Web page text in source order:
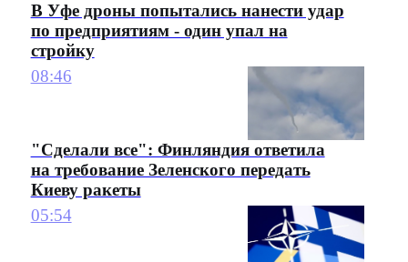
В Уфе дроны попытались нанести удар
по предприятиям - один упал на
стройку
08:46
"Сделали все": Финляндия ответила
на требование Зеленского передать
Киеву ракеты
05:54